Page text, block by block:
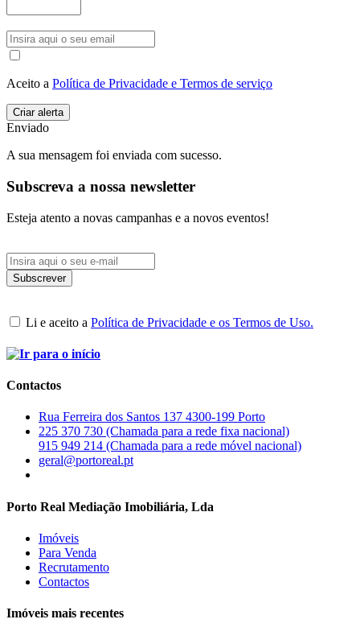
Aceito a Política de Privacidade e Termos de serviço
Enviado
A sua mensagem foi enviada com sucesso.
Subscreva a nossa newsletter
Esteja atento a novas campanhas e a novos eventos!
Li e aceito a Política de Privacidade e os Termos de Uso.
Contactos
Rua Ferreira dos Santos 137 4300-199 Porto
225 370 730 (Chamada para a rede fixa nacional)
915 949 214 (Chamada para a rede móvel nacional)
geral@portoreal.pt
Porto Real Mediação Imobiliária, Lda
Imóveis
Para Venda
Recrutamento
Contactos
Imóveis mais recentes